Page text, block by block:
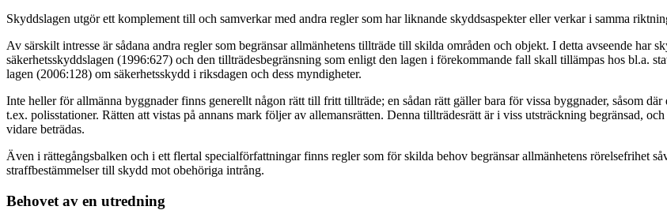
Skyddslagen utgör ett komplement till och samverkar med andra regler som har liknande skyddsaspekter eller verkar i samma
Av särskilt intresse är sådana andra regler som begränsar allmänhetens tillträde till skilda områden och objekt. I detta avseende har
säkerhetsskyddslagen (1996:627) och den tillträdesbegränsning som enligt den lagen i förekommande fall skall tillämpas hos bl.a.
lagen (2006:128) om säkerhetsskydd i riksdagen och dess myndigheter.
Inte heller för allmänna byggnader finns generellt någon rätt till fritt tillträde; en sådan rätt gäller bara för vissa byggnader, såsom
t.ex. polisstationer. Rätten att vistas på annans mark följer av allemansrätten. Denna tillträdesrätt är i viss utsträckning begränsad,
vidare beträdas.
Även i rättegångsbalken och i ett flertal specialförfattningar finns regler som för skilda behov begränsar allmänhetens rörelsefrihet
straffbestämmelser till skydd mot obehöriga intrång.
Behovet av en utredning